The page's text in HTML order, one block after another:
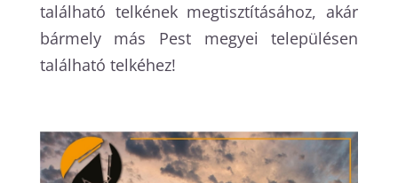
található telkének megtisztításához, akár
bármely más Pest megyei településen
található telkéhez!